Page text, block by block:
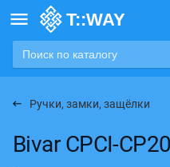

Ручки, замки, защёлки
Bivar CPCI-